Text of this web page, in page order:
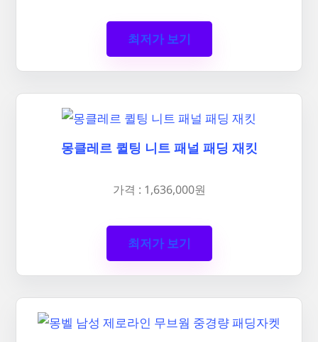
최저가 보기
몽클레르 퀼팅 니트 패널 패딩 재킷
가격 : 1,636,000원
최저가 보기